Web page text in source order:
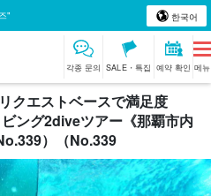
" 한국어
각종 문의 SALE・특집 예약 확인 메뉴
クエストベースで満足度
ング2diveツアー《那覇市内
）（No.339